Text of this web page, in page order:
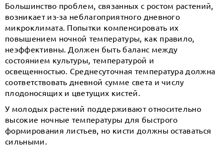
Большинство проблем, связанных с ростом растений,
возникает из-за неблагоприятного дневного
микроклимата. Попытки компенсировать их
повышением ночной температуры, как правило,
неэффективны. Должен быть баланс между
состоянием культуры, температурой и
освещенностью. Среднесуточная температура должна
соответствовать дневной сумме света и числу
плодоносящих и цветущих кистей.
У молодых растений поддерживают относительно
высокие ночные температуры для быстрого
формирования листьев, но кисти должны оставаться
сильными.